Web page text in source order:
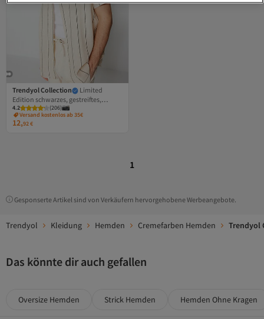
Trendyol Collection
Limited
Edition schwarzes, gestreiftes,
strukturiertes Sommerhemd mit
normaler Passform
TMNSS23GO00063
4.2 (206)
Versand kostenlos ab 35€
12,92€
1
Gesponserte Artikel sind von Verkäufern hervorgehobene Werbeangebote.
Trendyol Kleidung Hemden Cremefarben Hemden Trendyol
Das könnte dir auch gefallen
Oversize Hemden Strick Hemden Hemden Ohne Kragen